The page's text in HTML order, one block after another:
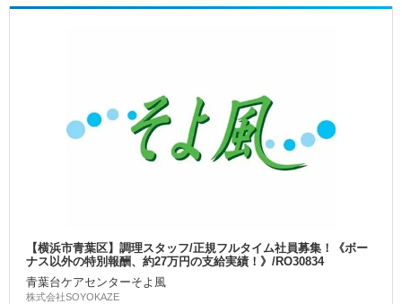
【横浜市青葉区】調理スタッフ/正規フルタイム社員募集！《ボー
ナス以外の特別報酬、約27万円の支給実績！》/RO30834
青葉台ケアセンターそよ風
株式会社SOYOKAZE